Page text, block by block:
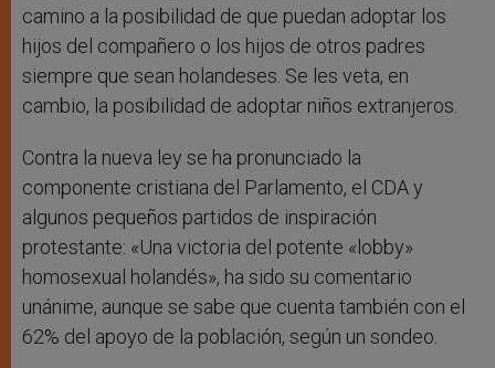
camino a la posibilidad de que puedan adoptar los
hijos del compañero o los hijos de otros padres
siempre que sean holandeses. Se les veta, en
cambio, la posibilidad de adoptar niños extranjeros.
Contra la nueva ley se ha pronunciado la
componente cristiana del Parlamento, el CDA y
algunos pequeños partidos de inspiración
protestante: «Una victoria del potente «lobby»
homosexual holandés», ha sido su comentario
unánime, aunque se sabe que cuenta también con el
62% del apoyo de la población, según un sondeo.